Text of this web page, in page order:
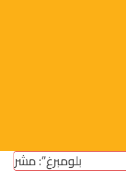
“بلومبرغ”: مشروع